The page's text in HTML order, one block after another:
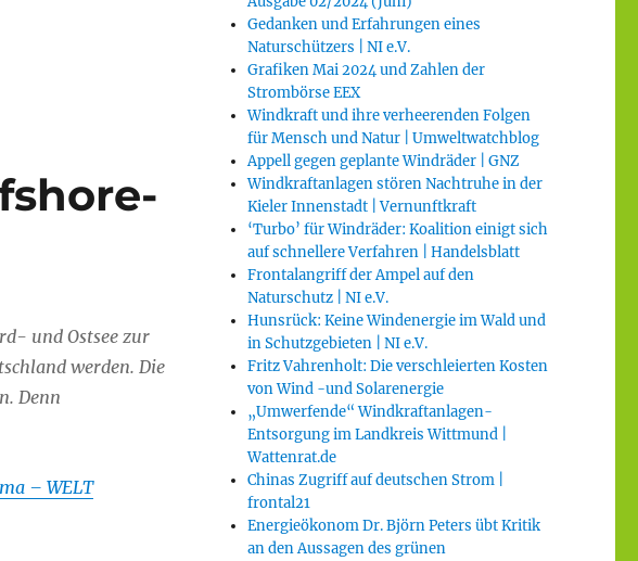
und Ostsee zur
werden. Die
Denn
– WELT
Gedanken und Erfahrungen eines
Naturschützers | NI e.V.
Grafiken Mai 2024 und Zahlen der
Strombörse EEX
Windkraft und ihre verheerenden Folgen
für Mensch und Natur | Umweltwatchblog
Appell gegen geplante Windräder | GNZ
Windkraftanlagen stören Nachtruhe in der
Kieler Innenstadt | Vernunftkraft
‘Turbo’ für Windräder: Koalition einigt sich
auf schnellere Verfahren | Handelsblatt
Frontalangriff der Ampel auf den
Naturschutz | NI e.V.
Hunsrück: Keine Windenergie im Wald und
in Schutzgebieten | NI e.V.
Fritz Vahrenholt: Die verschleierten Kosten
von Wind -und Solarenergie
„Umwerfende“ Windkraftanlagen-
Entsorgung im Landkreis Wittmund |
Wattenrat.de
Chinas Zugriff auf deutschen Strom |
frontal21
Energieökonom Dr. Björn Peters übt Kritik
an den Aussagen des grünen